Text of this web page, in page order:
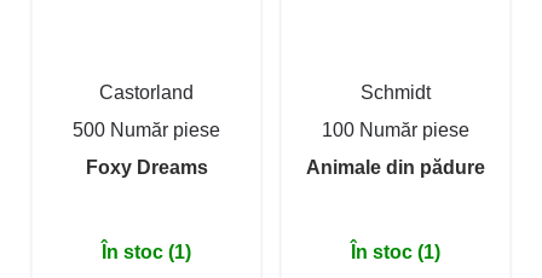
Castorland
500 Număr piese
Foxy Dreams
În stoc (1)
Schmidt
100 Număr piese
Animale din pădure
În stoc (1)